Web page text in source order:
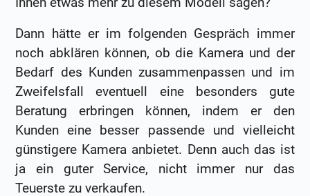
Dann hätte er im folgenden Gespräch immer
noch abklären können, ob die Kamera und der
Bedarf des Kunden zusammenpassen und im
Zweifelsfall eventuell eine besonders gute
Beratung erbringen können, indem er den
Kunden eine besser passende und vielleicht
günstigere Kamera anbietet. Denn auch das ist
ja ein guter Service, nicht immer nur das
Teuerste zu verkaufen.